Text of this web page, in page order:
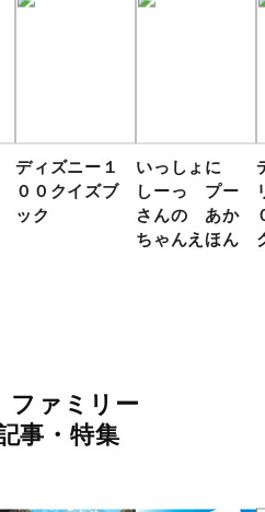
ディズニー１
００クイズブ
ック
いっしょに
しーっ プー
さんの あか
ちゃんえほん
ファミリー
事・特集